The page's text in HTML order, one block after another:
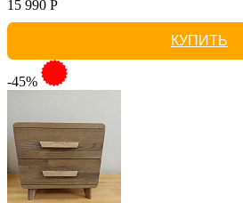
15 990 Р
КУПИТЬ
-45%